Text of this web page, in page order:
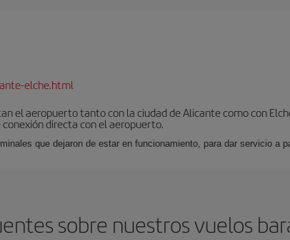
elche.html
el aeropuerto tanto con la ciudad de Alicante como con
directa con el aeropuerto.
que dejaron de estar en funcionamiento, para dar servicio a
sobre nuestros vuelos